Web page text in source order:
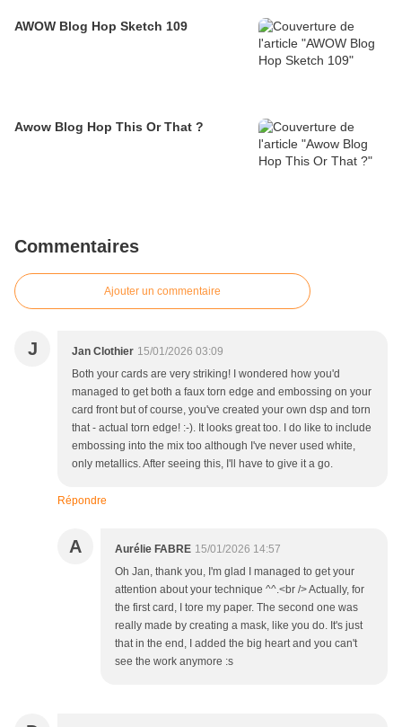
AWOW Blog Hop Sketch 109
Awow Blog Hop This Or That ?
Commentaires
Ajouter un commentaire
J Jan Clothier 15/01/2026 03:09
Both your cards are very striking! I wondered how you'd
managed to get both a faux torn edge and embossing on your
card front but of course, you've created your own dsp and torn
that - actual torn edge! :-). It looks great too. I do like to include
embossing into the mix too although I've never used white,
only metallics. After seeing this, I'll have to give it a go.
Répondre
A Aurélie FABRE 15/01/2026 14:57
Oh Jan, thank you, I'm glad I managed to get your
attention about your technique ^^.<br /> Actually, for
the first card, I tore my paper. The second one was
really made by creating a mask, like you do. It's just
that in the end, I added the big heart and you can't
see the work anymore :s